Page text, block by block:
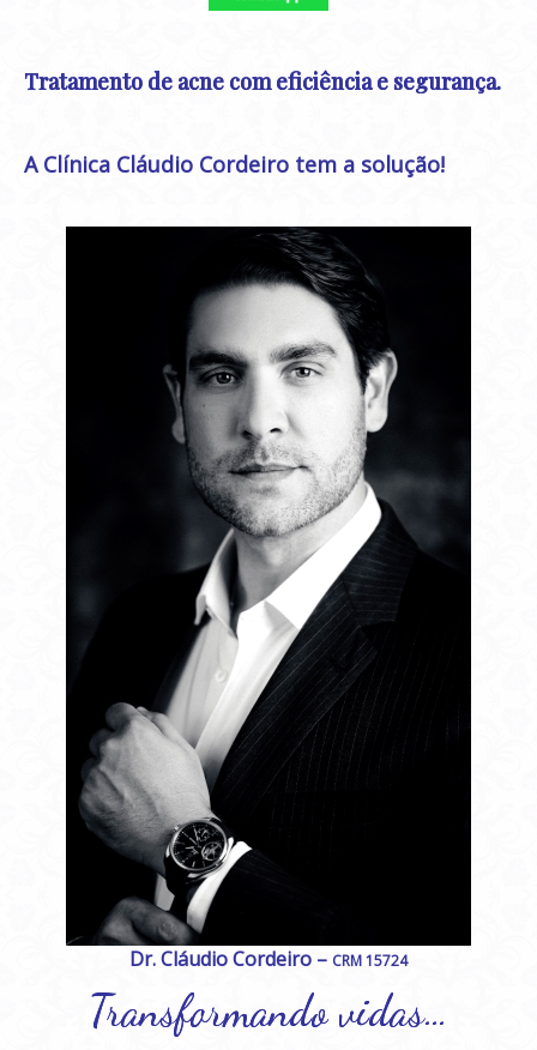
Tratamento de acne com eficiência e segurança.
A Clínica Cláudio Cordeiro tem a solução!
Dr. Cláudio Cordeiro – CRM 15724
Transformando vidas…